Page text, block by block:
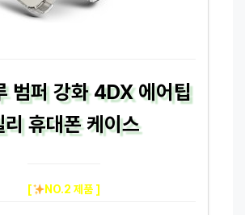
범퍼 강화 4DX 에어팁
리 휴대폰 케이스
[ NO.2 제품 ]